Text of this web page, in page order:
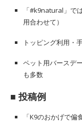
「#k9natural」で
用合わせて）
トッピング利用・
ペット用バースデ
も多数
■ 投稿例
「K9のおかげで